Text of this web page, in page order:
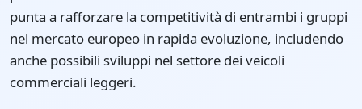
punta a rafforzare la competitività di entrambi i gruppi
nel mercato europeo in rapida evoluzione, includendo
anche possibili sviluppi nel settore dei veicoli
commerciali leggeri.